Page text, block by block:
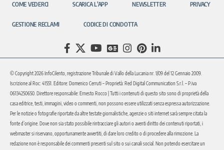
COME VEDERCI SCARICA L’APP NEWSLETTER PRIVACY
GESTIONE RECLAMI CODICE DI CONDOTTA
© Copyright 2026 InfoCilento, registrazione Tribunale di Vallo della Lucania nr. 1/09 del 12 Gennaio 2009.
Iscrizione al Roc: 41551. Editore: Domenico Cerruti – Proprietà: Red Digital Communication S.r.l. – P.iva
06134250650. Direttore responsabile: Ernesto Rocco | Tutti i contenuti di questo sito sono di proprietà della
casa editrice, testi, immagini, video o commenti, non possono essere utilizzati senza espressa autorizzazione.
Per le notizie o fotografie riportate da altre testate giornalistiche, agenzie o siti internet sarà sempre citata la
fonte d’origine. Dove non sia stato possibile rintracciare gli autori o aventi diritto dei contenuti riportati, i
webmaster si riservano, opportunamente avvertiti, di dare loro credito o di procedere alla rimozione. La
redazione non è responsabile dei commenti presenti sul sito o sui canali social. Non potendo esercitare un